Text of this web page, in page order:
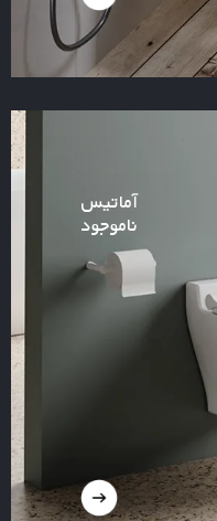
آماتیس
ناموجود